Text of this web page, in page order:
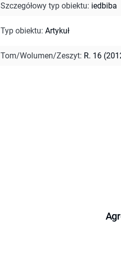
Szczegółowy typ obiektu: iedbiba
Typ obiektu: Artykuł
Tom/Wolumen/Zeszyt: R. 16